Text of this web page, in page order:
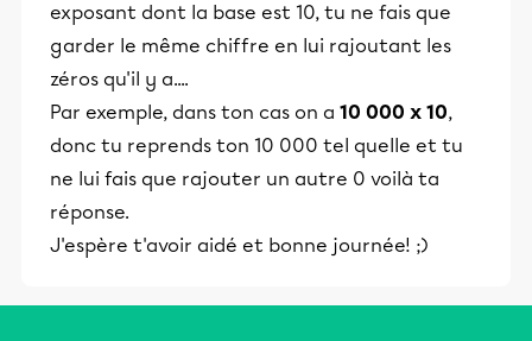
exposant dont la base est 10, tu ne fais que
garder le même chiffre en lui rajoutant les
zéros qu'il y a....
Par exemple, dans ton cas on a 10 000 x 10,
donc tu reprends ton 10 000 tel quelle et tu
ne lui fais que rajouter un autre 0 voilà ta
réponse.
J'espère t'avoir aidé et bonne journée! ;)